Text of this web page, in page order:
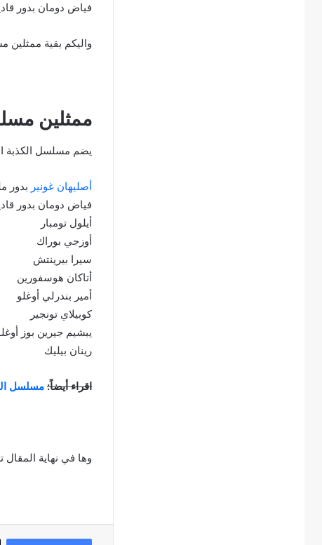
فياض دومان بدور
واليكم بقية ممثلين
ممثلين
يضم مسلسل الكذبة
أصليهان غونير بدور
فياض دومان بدور
أيلول تومبار
أوزجي بوراك
سيرا بيرينتش
أتاكان هوسفورين
أمير بندرلي أوغلو
كوبيلاي تونجير
يبشيم جيرين بوز
رينان بيليك
اقراء أيضاً: مسلسل
وها في نهاية